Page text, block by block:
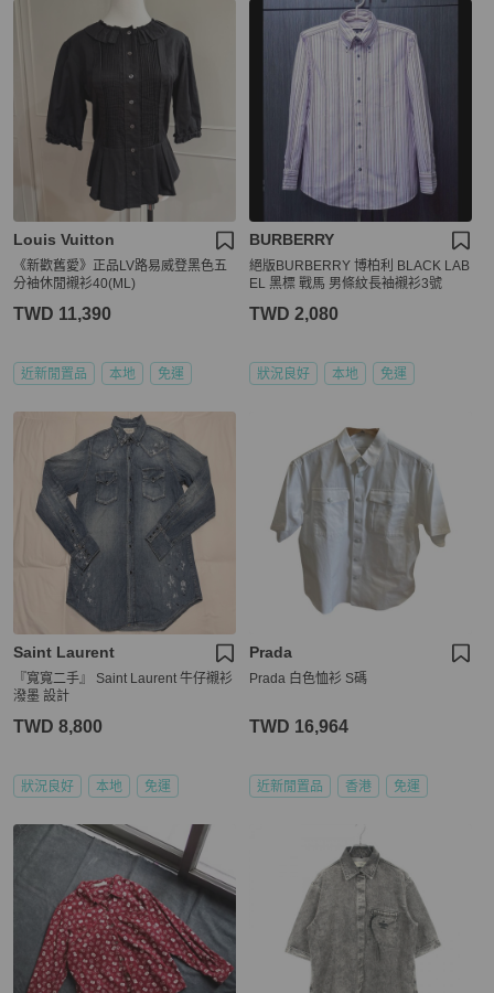
Louis Vuitton
《新歡舊愛》正品LV路易威登黑色五
分袖休閒襯衫40(ML)
TWD 11,390
近新閒置品 本地 免運
BURBERRY
絕版BURBERRY 博柏利 BLACK LAB
EL 黑標 戰馬 男條紋長袖襯衫3號
TWD 2,080
狀況良好 本地 免運
Saint Laurent
『寬寬二手』 Saint Laurent 牛仔襯衫
潑墨 設計
TWD 8,800
狀況良好 本地 免運
Prada
Prada 白色恤衫 S碼
TWD 16,964
近新閒置品 香港 免運